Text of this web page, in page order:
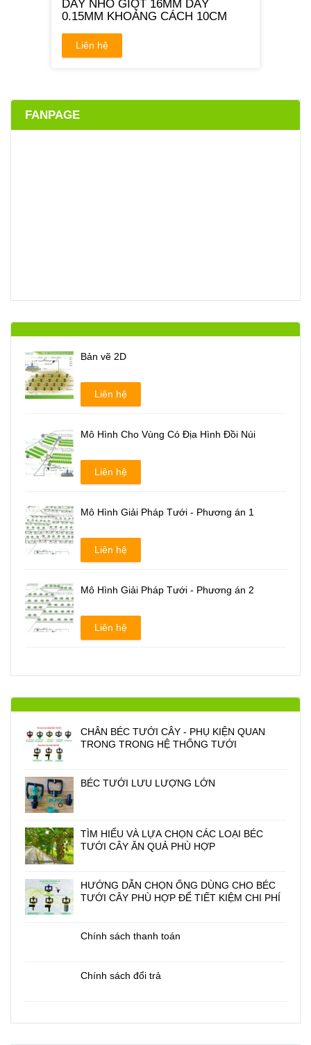
DÂY NHỎ GIỌT 16MM DÀY
0.15MM KHOẢNG CÁCH 10CM
Liên hệ
FANPAGE
Bản vẽ 2D
Liên hệ
Mô Hình Cho Vùng Có Địa Hình Đồi Núi
Liên hệ
Mô Hình Giải Pháp Tưới - Phương án 1
Liên hệ
Mô Hình Giải Pháp Tưới - Phương án 2
Liên hệ
CHÂN BÉC TƯỚI CÂY - PHỤ KIỆN QUAN
TRONG TRONG HỆ THỐNG TƯỚI
BÉC TƯỚI LƯU LƯỢNG LỚN
TÌM HIỂU VÀ LỰA CHỌN CÁC LOẠI BÉC
TƯỚI CÂY ĂN QUẢ PHÙ HỢP
HƯỚNG DẪN CHỌN ỐNG DÙNG CHO BÉC
TƯỚI CÂY PHÙ HỢP ĐỂ TIẾT KIỆM CHI PHÍ
Chính sách thanh toán
Chính sách đổi trả